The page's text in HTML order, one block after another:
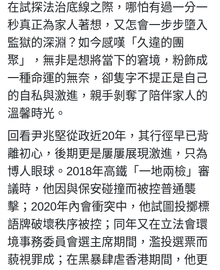
在試探法治底線之際，哪怕有過一分一
秒真正為家人著想，又怎會一步步墮入
監獄的深淵？如今感嘆「久違的團
聚」，無非是想將當下的窘境，粉飾成
一種命運的無奈，卻隻字不提正是自己
的自私與激進，親手剝奪了陪伴家人的
溫馨時光。
回看尹兆堅從政近20年，其行徑早已背
離初心，後期更是屢屢展現激進，只為
博人眼球。2018年高鐵「一地兩檢」審
議時，他因與保安碰撞而被控普通襲
擊；2020年內會衝突中，他試圖投擲標
語牌破壞秩序被控；同年又在立法會環
境事務委員會選主席期間，濫投選票而
藐視罪成；在黑暴肆虐香港期間，他更